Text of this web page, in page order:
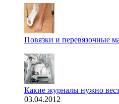
Повязки и перевязочные
Какие журналы нужно
03.04.2012